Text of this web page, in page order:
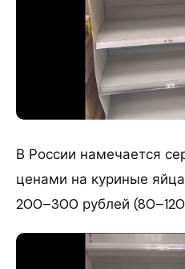
В России намечается
ценами на куриные
200–300 рублей